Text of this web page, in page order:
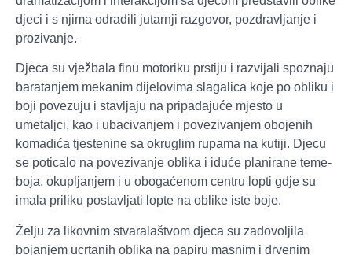
djeci i s njima odradili jutarnji razgovor, pozdravljanje i
prozivanje.
Djeca su vježbala finu motoriku prstiju i razvijali spoznaju
baratanjem mekanim dijelovima slagalica koje po obliku i
boji povezuju i stavljaju na pripadajuće mjesto u
umetaljci, kao i ubacivanjem i povezivanjem obojenih
komadića tjestenine sa okruglim rupama na kutiji. Djecu
se poticalo na povezivanje oblika i iduće planirane teme-
boja, okupljanjem i u obogaćenom centru lopti gdje su
imala priliku postavljati lopte na oblike iste boje.
Želju za likovnim stvaralaštvom djeca su zadovoljila
bojanjem ucrtanih oblika na papiru masnim i drvenim